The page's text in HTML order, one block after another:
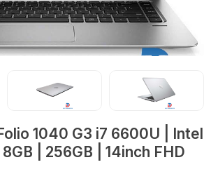
1040 G3 i7 6600U | Intel
| 256GB | 14inch FHD